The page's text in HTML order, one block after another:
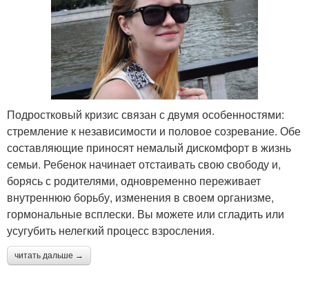
Подростковый кризис связан с двумя особенностями:
стремление к независимости и половое созревание. Обе
составляющие приносят немалый дискомфорт в жизнь
семьи. Ребенок начинает отстаивать свою свободу и,
борясь с родителями, одновременно переживает
внутреннюю борьбу, изменения в своем организме,
гормональные всплески. Вы можете или сгладить или
усугубить нелегкий процесс взросления.
читать дальше →